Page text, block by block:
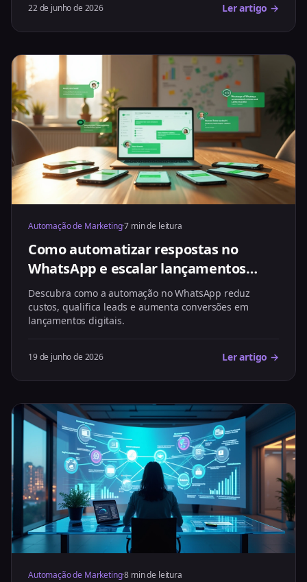
22 de junho de 2026 Ler artigo →
Automação de Marketing·7 min de leitura
Como automatizar respostas no
WhatsApp e escalar lançamentos
digitais
Descubra como a automação no WhatsApp reduz
custos, qualifica leads e aumenta conversões em
lançamentos digitais.
19 de junho de 2026 Ler artigo →
Automação de Marketing·8 min de leitura